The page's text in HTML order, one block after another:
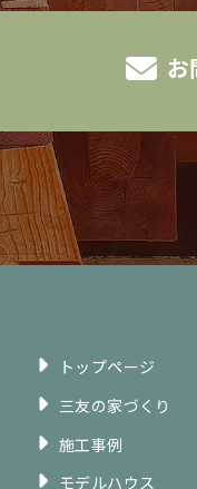
お
トップページ
三友の家づくり
施工事例
モデルハウス